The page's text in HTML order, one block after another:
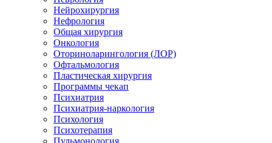
Нейрохирургия
Нефрология
Общая хирургия
Онкология
Оториноларингология (ЛОР)
Офтальмология
Пластическая хирургия
Программы чекап
Психиатрия
Психиатрия-наркология
Психология
Психотерапия
Пульмонология